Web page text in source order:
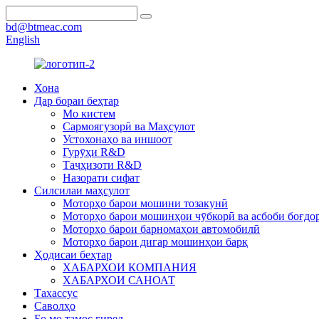
bd@btmeac.com
English
Хона
Дар бораи беҳтар
Мо кистем
Сармоягузорӣ ва Маҳсулот
Устохонаҳо ва иншоот
Гурӯҳи R&D
Таҷҳизоти R&D
Назорати сифат
Силсилаи маҳсулот
Моторҳо барои мошини тозакунӣ
Моторҳо барои мошинҳои чӯбкорӣ ва асбоби
Моторҳо барои барномаҳои автомобилӣ
Моторҳо барои дигар мошинҳои барқ
Ҳодисаи беҳтар
ХАБАРХОИ КОМПАНИЯ
ХАБАРХОИ САНОАТ
Тахассус
Саволҳо